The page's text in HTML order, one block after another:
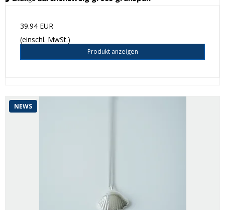
39.94 EUR
(einschl. MwSt.)
Produkt anzeigen
NEWS